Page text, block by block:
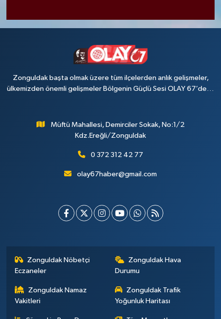
Zonguldak başta olmak üzere tüm ilçelerden anlık gelişmeler,
ülkemizden önemli gelişmeler Bölgenin Güçlü Sesi OLAY 67’de…
Müftü Mahallesi, Demirciler Sokak, No:1/2
Kdz.Ereğli/Zonguldak
0 372 312 42 77
olay67haber@gmail.com
Zonguldak Nöbetçi
Eczaneler
Zonguldak Hava
Durumu
Zonguldak Namaz
Vakitleri
Zonguldak Trafik
Yoğunluk Haritası